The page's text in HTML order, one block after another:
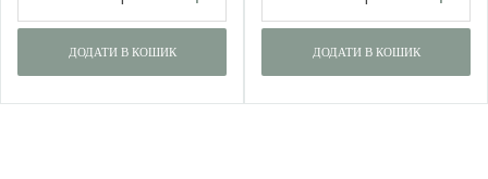
ДОДАТИ В КОШИК ДОДАТИ В КОШИК